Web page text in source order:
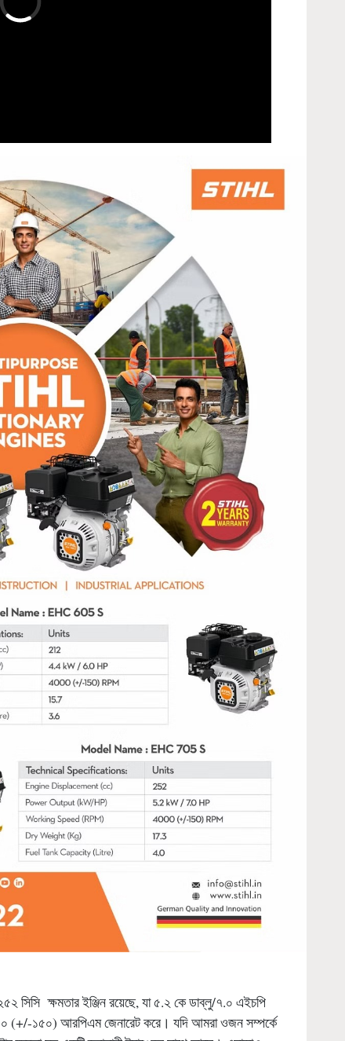
সিসি ক্ষমতার ইঞ্জিন রয়েছে, যা ৫.২ কে ডাব্লু/৭.০ এইচপি
(+/-১৫০) আরপিএম জেনারেট করে। যদি আমরা ওজন সম্পর্কে
ক্ষমতা সহ একটি জ্বালানী ট্যাঙ্কের সাথে আসে। এছাড়াও,